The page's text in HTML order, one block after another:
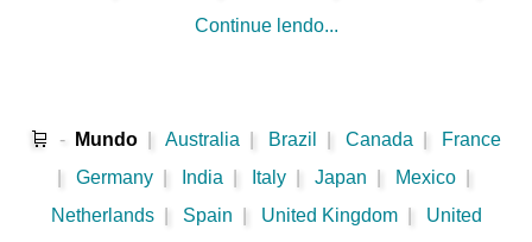
Continue lendo...
🛒 - Mundo Australia Brazil Canada
France
Germany India Italy Japan Mexico
Netherlands
Spain United Kingdom
United